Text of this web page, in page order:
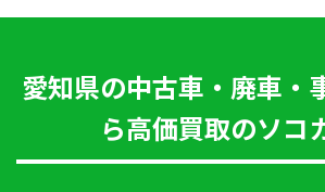
愛知県の中古車・廃車・
ら高価買取のソコ